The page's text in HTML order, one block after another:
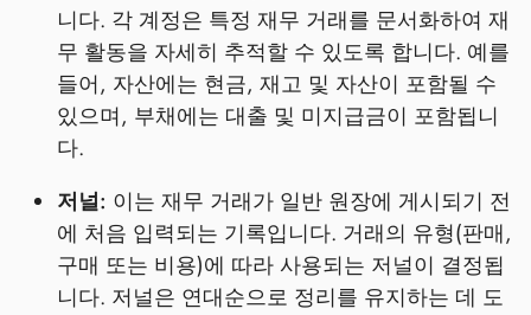
니다. 각 계정은 특정 재무 거래를 문서화하여 재
무 활동을 자세히 추적할 수 있도록 합니다. 예를
들어, 자산에는 현금, 재고 및 자산이 포함될 수
있으며, 부채에는 대출 및 미지급금이 포함됩니
다.
저널: 이는 재무 거래가 일반 원장에 게시되기 전
에 처음 입력되는 기록입니다. 거래의 유형(판매,
구매 또는 비용)에 따라 사용되는 저널이 결정됩
니다. 저널은 연대순으로 정리를 유지하는 데 도